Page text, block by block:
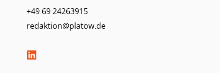
+49 69 24263915
redaktion@platow.de